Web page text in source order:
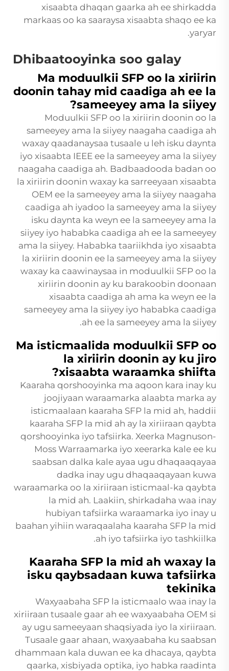
xisaabta dhaqan gaarka ah ee shirkadda
markaas oo ka saaraysa xisaabta shaqo ee ka
yaryar.
Dhibaatooyinka soo galay
Ma moduulkii SFP oo la xiriirin
doonin tahay mid caadiga ah ee la
sameeyey ama la siiyey?
Moduulkii SFP oo la xiriirin doonin oo la
sameeyey ama la siiyey naagaha caadiga ah
waxay qaadanaysaa tusaale u leh isku daynta
iyo xisaabta IEEE ee la sameeyey ama la siiyey
naagaha caadiga ah. Badbaadooda badan oo
la xiriirin doonin waxay ka sarreeyaan xisaabta
OEM ee la sameeyey ama la siiyey naagaha
caadiga ah iyadoo la sameeyey ama la siiyey
isku daynta ka weyn ee la sameeyey ama la
siiyey iyo hababka caadiga ah ee la sameeyey
ama la siiyey. Hababka taariikhda iyo xisaabta
la xiriirin doonin ee la sameeyey ama la siiyey
waxay ka caawinaysaa in moduulkii SFP oo la
xiriirin doonin ay ku barakoobin doonaan
xisaabta caadiga ah ama ka weyn ee la
sameeyey ama la siiyey iyo hababka caadiga
ah ee la sameeyey ama la siiyey.
Ma isticmaalida moduulkii SFP oo
la xiriirin doonin ay ku jiro
xisaabta waraamka shiifta?
Kaaraha qorshooyinka ma aqoon kara inay ku
joojiyaan waraamarka alaabta marka ay
isticmaalaan kaaraha SFP la mid ah, haddii
kaaraha SFP la mid ah ay la xiriiraan qaybta
qorshooyinka iyo tafsiirka. Xeerka Magnuson-
Moss Warraamarka iyo xeerarka kale ee ku
saabsan dalka kale ayaa ugu dhaqaaqayaa
dadka inay ugu dhaqaaqayaan kuwa
waraamarka oo la xiriiraan isticmaal-ka qaybta
la mid ah. Laakiin, shirkadaha waa inay
hubiyan tafsiirka waraamarka iyo inay u
baahan yihiin waraqaalaha kaaraha SFP la mid
ah iyo tafsiirka iyo tashkiilka.
Kaaraha SFP la mid ah waxay la
isku qaybsadaan kuwa tafsiirka
tekinika
Waxyaabaha SFP la isticmaalo waa inay la
xiriiraan tusaale gaar ah ee waxyaabaha OEM si
ay ugu sameeyaan shaqsiyada iyo la xiriiraan.
Tusaale gaar ahaan, waxyaabaha ku saabsan
dhammaan kala duwan ee ka dhacaya, qaybta
qaarka, xisbiyada optika, iyo habka raadinta